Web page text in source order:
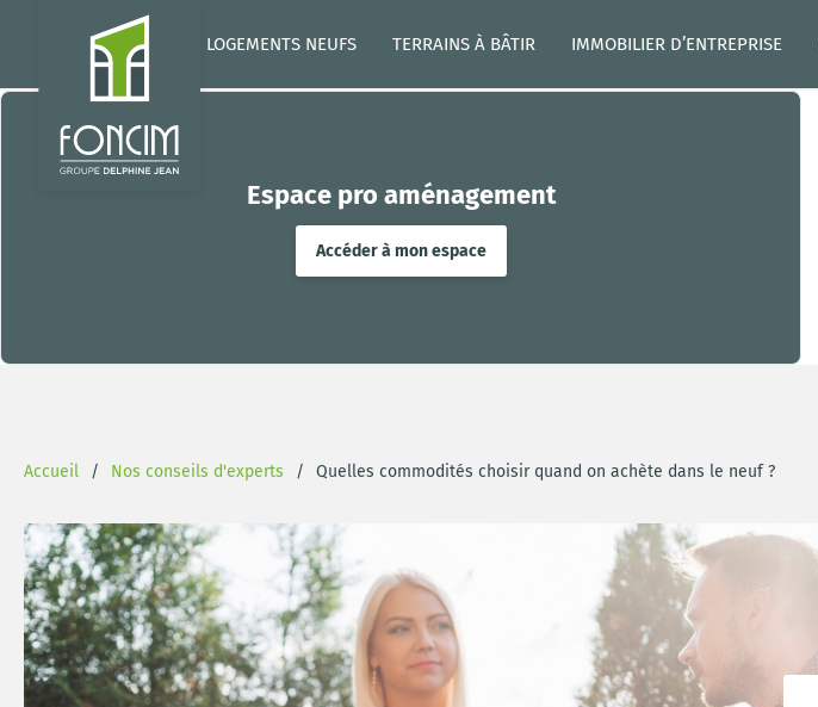
LOGEMENTS NEUFS TERRAINS À BÂTIR IMMOBILIER D’ENTREPRISE
Espace pro aménagement
Accéder à mon espace
Accueil Nos conseils d'experts Quelles commodités choisir quand on achète dans le neuf ?